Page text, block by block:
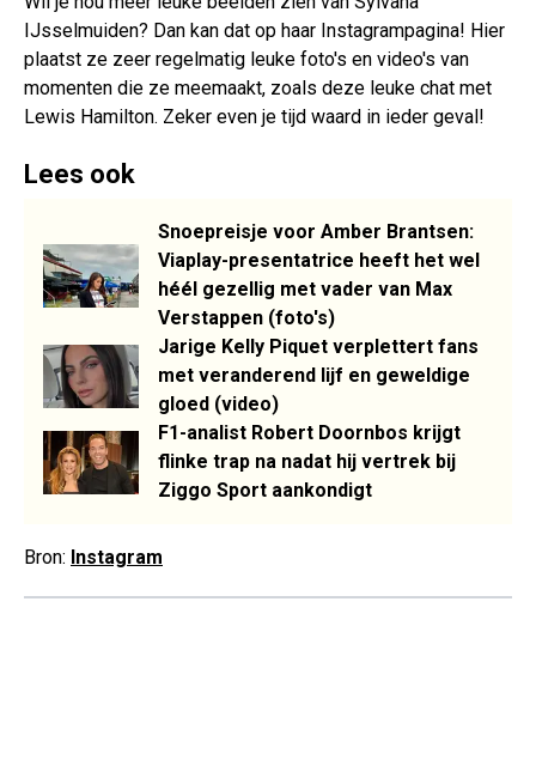
IJsselmuiden? Dan kan dat op haar Instagrampagina! Hier
plaatst ze zeer regelmatig leuke foto's en video's van
momenten die ze meemaakt, zoals deze leuke chat met
Lewis Hamilton. Zeker even je tijd waard in ieder geval!
Lees ook
Snoepreisje voor Amber Brantsen:
Viaplay-presentatrice heeft het wel
héél gezellig met vader van Max
Verstappen (foto's)
Jarige Kelly Piquet verplettert fans
met veranderend lijf en geweldige
gloed (video)
F1-analist Robert Doornbos krijgt
flinke trap na nadat hij vertrek bij
Ziggo Sport aankondigt
Bron: Instagram